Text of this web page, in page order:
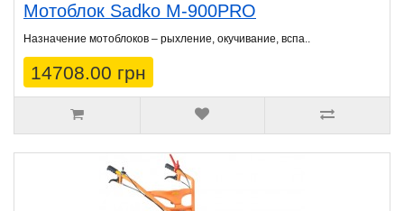
Мотоблок Sadko M-900PRO
Назначение мотоблоков – рыхление, окучивание, вспа..
14708.00 грн